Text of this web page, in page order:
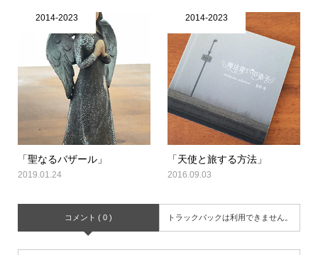
2014-2023
「聖なるバザール」
2019.01.24
2014-2023
「天使と旅する方法」
2016.09.03
コメント ( 0 ) トラックバックは利用できません。